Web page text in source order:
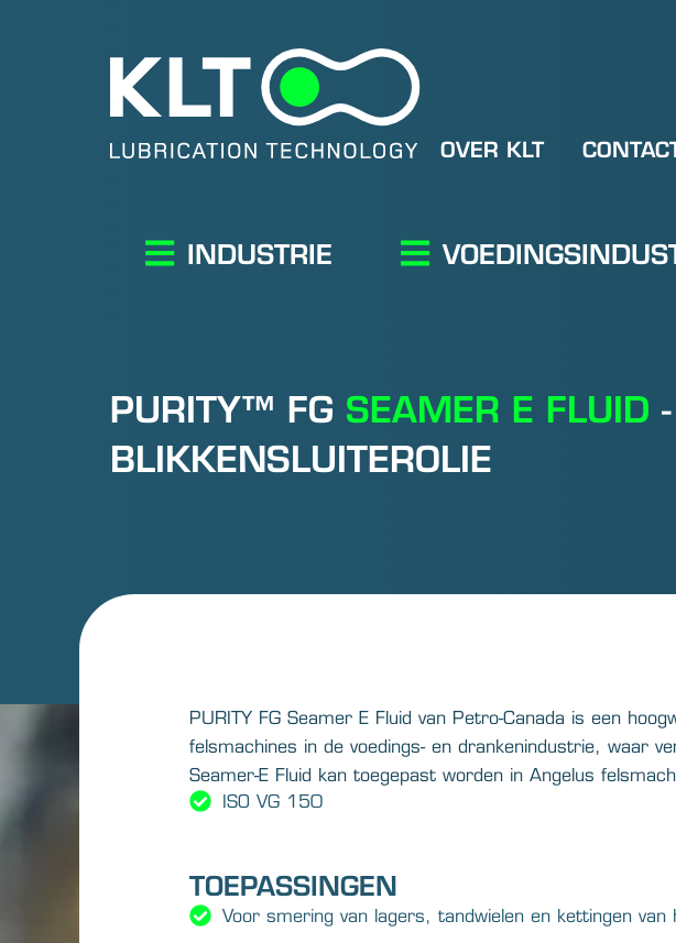
OVER KLT
INDUSTRIE
PURITY™ FG SEAMER E FLUID
BLIKKENSLUITEROLIE
PURITY FG Seamer E Fluid van Petro-Canada is een
felsmachines in de voedings- en drankenindustrie, waar
Seamer-E Fluid kan toegepast worden in Angelus
ISO VG 150
TOEPASSINGEN
Voor smering van lagers, tandwielen en kettingen